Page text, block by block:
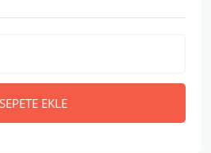
SEPETE EKLE